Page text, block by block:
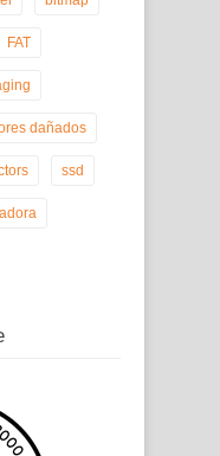
FAT
dañados
ssd